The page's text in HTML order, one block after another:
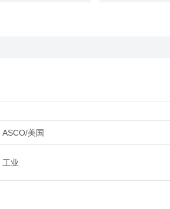
ASCO/美国
工业